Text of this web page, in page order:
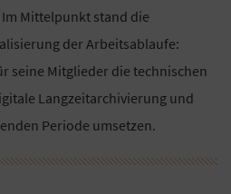
Mittelpunkt stand die
der Arbeitsablaufe:
seine Mitglieder die technischen
Langzeitarchivierung und
Periode umsetzen.